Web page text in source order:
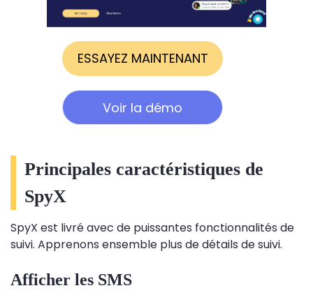
ESSAYEZ MAINTENANT
Voir la démo
Principales caractéristiques de
SpyX
SpyX est livré avec de puissantes fonctionnalités de
suivi. Apprenons ensemble plus de détails de suivi.
Afficher les SMS